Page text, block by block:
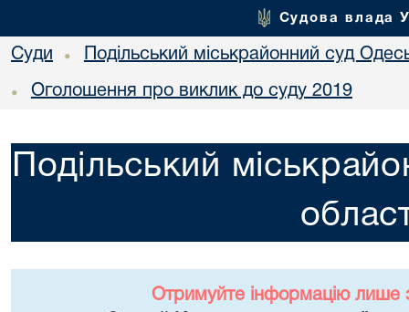
Судова влада
Суди • Подільський міськрайонний суд
• Оголошення про виклик до суду 2019
Подільський
Отримуйте інформацію лише